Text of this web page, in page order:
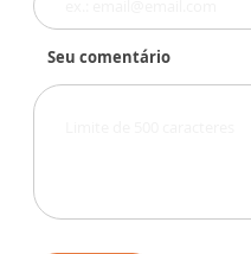
Seu comentário